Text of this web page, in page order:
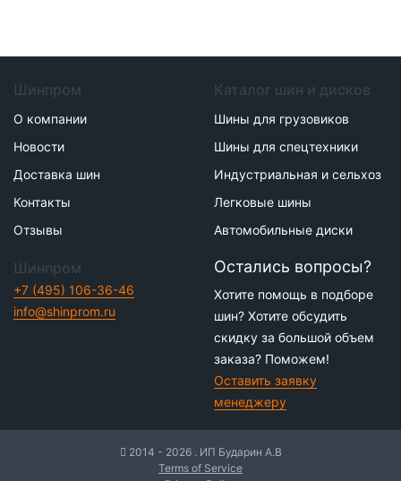
Шинпром
О компании
Новости
Доставка шин
Контакты
Отзывы
Каталог шин и дисков
Шины для грузовиков
Шины для спецтехники
Индустриальная и сельхоз
Легковые шины
Автомобильные диски
Шинпром
+7 (495) 106-36-46
info@shinprom.ru
Остались вопросы?
Хотите помощь в подборе
шин? Хотите обсудить
скидку за большой объем
заказа? Поможем!
Оставить заявку
менеджеру
2014 - 2026 . ИП Бударин А.В
Terms of Service